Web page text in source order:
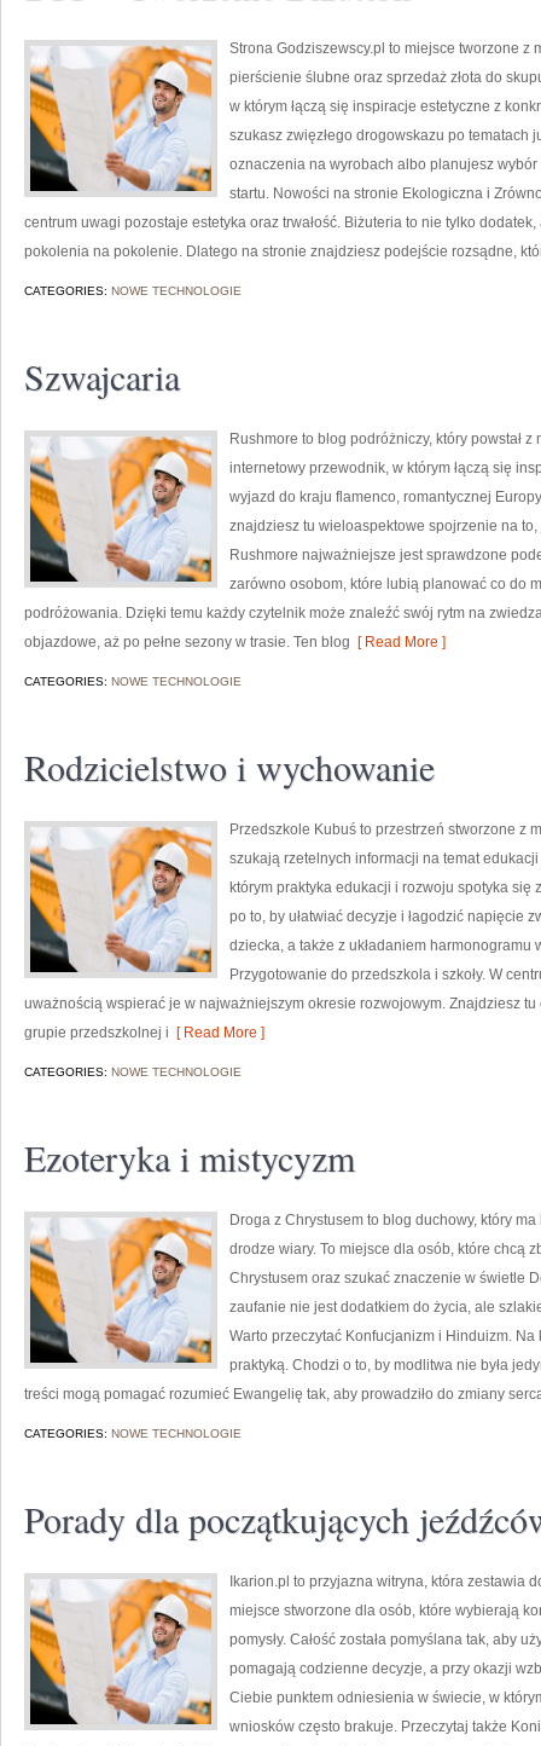
Strona Godziszewscy.pl to miejsce tworzone z
pierścienie ślubne oraz sprzedaż złota do
w którym łączą się inspiracje estetyczne z
szukasz zwięzłego drogowskazu po tematach
oznaczenia na wyrobach albo planujesz
startu. Nowości na stronie Ekologiczna i
centrum uwagi pozostaje estetyka oraz trwałość. Biżuteria to nie tylko
pokolenia na pokolenie. Dlatego na stronie znajdziesz podejście rozsądne,
CATEGORIES: NOWE TECHNOLOGIE
Szwajcaria
Rushmore to blog podróżniczy, który powstał
internetowy przewodnik, w którym łączą się
wyjazd do kraju flamenco, romantycznej
znajdziesz tu wieloaspektowe spojrzenie na
Rushmore najważniejsze jest sprawdzone
zarówno osobom, które lubią planować co do
podróżowania. Dzięki temu każdy czytelnik może znaleźć swój rytm na
objazdowe, aż po pełne sezony w trasie. Ten blog [ Read More ]
CATEGORIES: NOWE TECHNOLOGIE
Rodzicielstwo i wychowanie
Przedszkole Kubuś to przestrzeń stworzone z
szukają rzetelnych informacji na temat
którym praktyka edukacji i rozwoju spotyka się
po to, by ułatwiać decyzje i łagodzić napięcie
dziecka, a także z układaniem
Przygotowanie do przedszkola i szkoły. W
uważnością wspierać je w najważniejszym okresie rozwojowym. Znajdziesz
grupie przedszkolnej i [ Read More ]
CATEGORIES: NOWE TECHNOLOGIE
Ezoteryka i mistycyzm
Droga z Chrystusem to blog duchowy, który
drodze wiary. To miejsce dla osób, które chcą
Chrystusem oraz szukać znaczenie w świetle
zaufanie nie jest dodatkiem do życia, ale
Warto przeczytać Konfucjanizm i Hinduizm.
praktyką. Chodzi o to, by modlitwa nie była
treści mogą pomagać rozumieć Ewangelię tak, aby prowadziło do zmiany
CATEGORIES: NOWE TECHNOLOGIE
Porady dla początkujących
Ikarion.pl to przyjazna witryna, która zestawia
miejsce stworzone dla osób, które wybierają
pomysły. Całość została pomyślana tak, aby
pomagają codzienne decyzje, a przy okazji
Ciebie punktem odniesienia w świecie, w
wniosków często brakuje. Przeczytaj także